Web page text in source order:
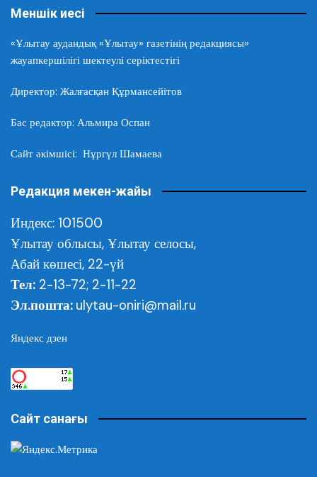
Меншік иесі
«Ұлытау аудандық «Ұлытау» газетінің редакциясы»
жауапкершілігі шектеулі серіктестігі
Директор: Жалғасқан Құрмансейітов
Бас редактор: Альмира Оспан
Сайт әкімшісі: Нұргүл Шамаева
Редакция мекен-жайы
Индекс: 101500
Ұлытау облысы, Ұлытау селосы,
Абай көшесі, 22-үй
Тел: 2-13-72; 2-11-22
Эл.пошта: ulytau-oniri@mail.ru
Яндекс дзен
Сайт санағы